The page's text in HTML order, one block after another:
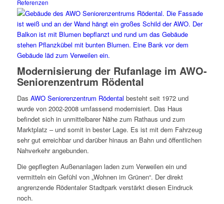
Referenzen
Modernisierung der Rufanlage im AWO-
Seniorenzentrum Rödental
Das AWO Seniorenzentrum Rödental besteht seit 1972 und
wurde von 2002-2008 umfassend modernisiert. Das Haus
befindet sich in unmittelbarer Nähe zum Rathaus und zum
Marktplatz – und somit in bester Lage. Es ist mit dem Fahrzeug
sehr gut erreichbar und darüber hinaus an Bahn und öffentlichen
Nahverkehr angebunden.
Die gepflegten Außenanlagen laden zum Verweilen ein und
vermitteln ein Gefühl von „Wohnen im Grünen“. Der direkt
angrenzende Rödentaler Stadtpark verstärkt diesen Eindruck
noch.